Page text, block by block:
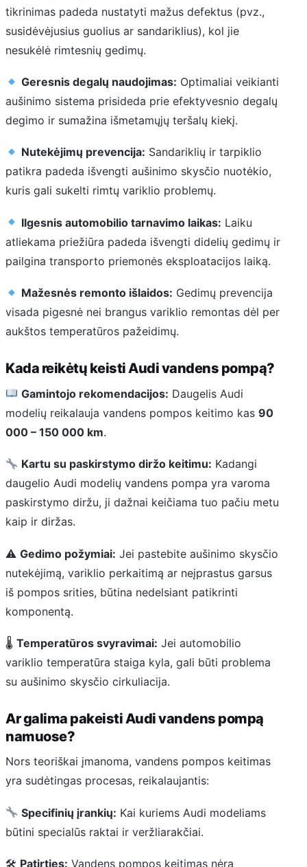
tikrinimas padeda nustatyti mažus defektus (pvz.,
susidėvėjusius guolius ar sandariklius), kol jie
nesukėlė rimtesnių gedimų.
Geresnis degalų naudojimas: Optimaliai veikianti
aušinimo sistema prisideda prie efektyvesnio degalų
degimo ir sumažina išmetamųjų teršalų kiekį.
Nutekėjimų prevencija: Sandariklių ir tarpiklio
patikra padeda išvengti aušinimo skysčio nuotėkio,
kuris gali sukelti rimtų variklio problemų.
Ilgesnis automobilio tarnavimo laikas: Laiku
atliekama priežiūra padeda išvengti didelių gedimų ir
pailgina transporto priemonės eksploatacijos laiką.
Mažesnės remonto išlaidos: Gedimų prevencija
visada pigesnė nei brangus variklio remontas dėl per
aukštos temperatūros pažeidimų.
Kada reikėtų keisti Audi vandens pompą?
Gamintojo rekomendacijos: Daugelis Audi
modelių reikalauja vandens pompos keitimo kas 90
000 – 150 000 km.
Kartu su paskirstymo diržo keitimu: Kadangi
daugelio Audi modelių vandens pompa yra varoma
paskirstymo diržu, ji dažnai keičiama tuo pačiu metu
kaip ir diržas.
⚠ Gedimo požymiai: Jei pastebite aušinimo skysčio
nutekėjimą, variklio perkaitimą ar neįprastus garsus
iš pompos srities, būtina nedelsiant patikrinti
komponentą.
🌡 Temperatūros svyravimai: Jei automobilio
variklio temperatūra staiga kyla, gali būti problema
su aušinimo skysčio cirkuliacija.
Ar galima pakeisti Audi vandens pompą
namuose?
Nors teoriškai įmanoma, vandens pompos keitimas
yra sudėtingas procesas, reikalaujantis:
Specifinių įrankių: Kai kuriems Audi modeliams
būtini specialūs raktai ir veržliarakčiai.
🛠 Patirties: Vandens pompos keitimas nėra